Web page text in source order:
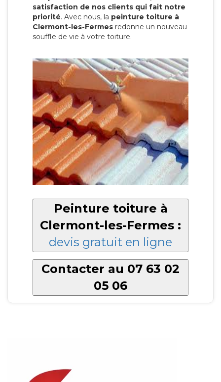
satisfaction de nos clients qui fait notre
priorité. Avec nous, la peinture toiture à
Clermont-les-Fermes redonne un nouveau
souffle de vie à votre toiture.
Peinture toiture à
Clermont-les-Fermes :
devis gratuit en ligne
Contacter au 07 63 02
05 06